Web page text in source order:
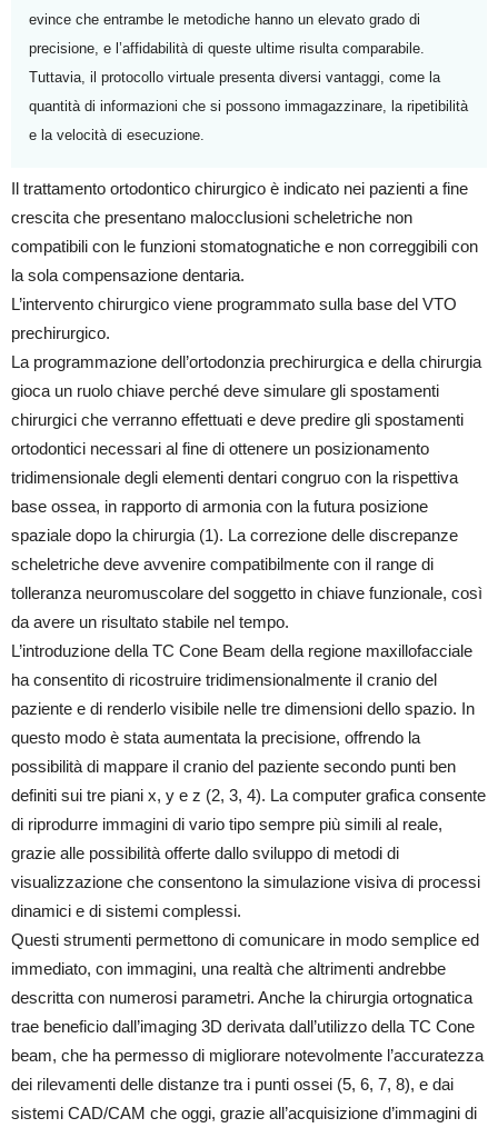
evince che entrambe le metodiche hanno un elevato grado di
precisione, e l’affidabilità di queste ultime risulta comparabile.
Tuttavia, il protocollo virtuale presenta diversi vantaggi, come la
quantità di informazioni che si possono immagazzinare, la ripetibilità
e la velocità di esecuzione.
Il trattamento ortodontico chirurgico è indicato nei pazienti a fine
crescita che presentano malocclusioni scheletriche non
compatibili con le funzioni stomatognatiche e non correggibili con
la sola compensazione dentaria.
L’intervento chirurgico viene programmato sulla base del VTO
prechirurgico.
La programmazione dell’ortodonzia prechirurgica e della chirurgia
gioca un ruolo chiave perché deve simulare gli spostamenti
chirurgici che verranno effettuati e deve predire gli spostamenti
ortodontici necessari al fine di ottenere un posizionamento
tridimensionale degli elementi dentari congruo con la rispettiva
base ossea, in rapporto di armonia con la futura posizione
spaziale dopo la chirurgia (1). La correzione delle discrepanze
scheletriche deve avvenire compatibilmente con il range di
tolleranza neuromuscolare del soggetto in chiave funzionale, così
da avere un risultato stabile nel tempo.
L’introduzione della TC Cone Beam della regione maxillofacciale
ha consentito di ricostruire tridimensionalmente il cranio del
paziente e di renderlo visibile nelle tre dimensioni dello spazio. In
questo modo è stata aumentata la precisione, offrendo la
possibilità di mappare il cranio del paziente secondo punti ben
definiti sui tre piani x, y e z (2, 3, 4). La computer grafica consente
di riprodurre immagini di vario tipo sempre più simili al reale,
grazie alle possibilità offerte dallo sviluppo di metodi di
visualizzazione che consentono la simulazione visiva di processi
dinamici e di sistemi complessi.
Questi strumenti permettono di comunicare in modo semplice ed
immediato, con immagini, una realtà che altrimenti andrebbe
descritta con numerosi parametri. Anche la chirurgia ortognatica
trae beneficio dall’imaging 3D derivata dall’utilizzo della TC Cone
beam, che ha permesso di migliorare notevolmente l’accuratezza
dei rilevamenti delle distanze tra i punti ossei (5, 6, 7, 8), e dai
sistemi CAD/CAM che oggi, grazie all’acquisizione d’immagini di